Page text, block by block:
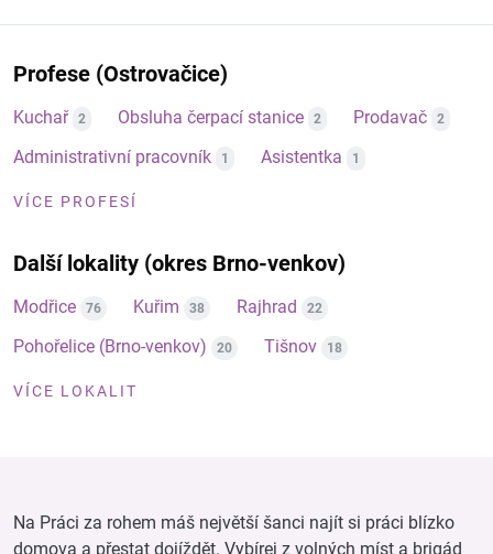
Profese (Ostrovačice)
Kuchař 2 Obsluha čerpací stanice 2 Prodavač 2
Administrativní pracovník 1 Asistentka 1
VÍCE PROFESÍ
Další lokality (okres Brno-venkov)
Modřice 76 Kuřim 38 Rajhrad 22
Pohořelice (Brno-venkov) 20 Tišnov 18
VÍCE LOKALIT
Na Práci za rohem máš největší šanci najít si práci blízko
domova a přestat dojíždět. Vybírej z volných míst a brigád